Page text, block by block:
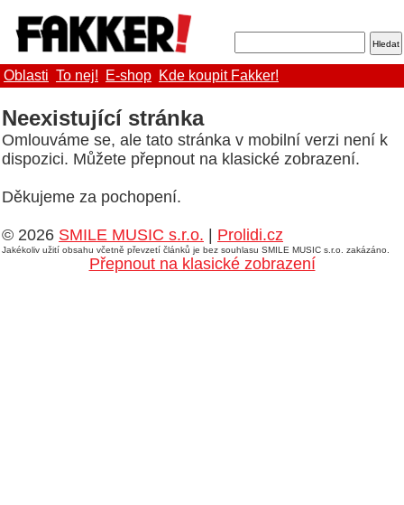
Oblasti To nej! E-shop Kde koupit Fakker!
Neexistující stránka
Omlouváme se, ale tato stránka v mobilní verzi není k
dispozici. Můžete přepnout na klasické zobrazení.
Děkujeme za pochopení.
© 2026 SMILE MUSIC s.r.o. Prolidi.cz
Jakékoliv užití obsahu včetně převzetí článků je bez souhlasu SMILE MUSIC s.r.o. zakázáno.
Přepnout na klasické zobrazení